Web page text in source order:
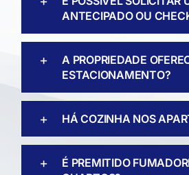
ANTECIPADO OU
A PROPRIEDADE
ESTACIONAMENTO?
HÁ COZINHA NOS
É PREMITIDO